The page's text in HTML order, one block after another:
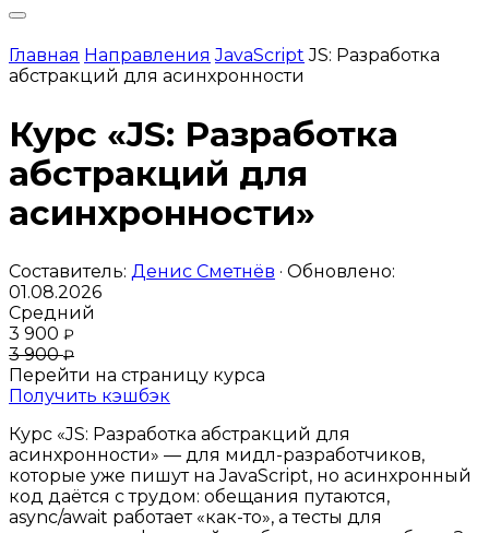
Главная Направления JavaScript JS: Разработка
абстракций для асинхронности
Курс «JS: Разработка
абстракций для
асинхронности»
Составитель: Денис Сметнёв · Обновлено:
01.08.2026
Средний
3 900 ₽
3 900₽
Перейти на страницу курса
Получить кэшбэк
Курс «JS: Разработка абстракций для
асинхронности» — для мидл-разработчиков,
которые уже пишут на JavaScript, но асинхронный
код даётся с трудом: обещания путаются,
async/await работает «как-то», а тесты для